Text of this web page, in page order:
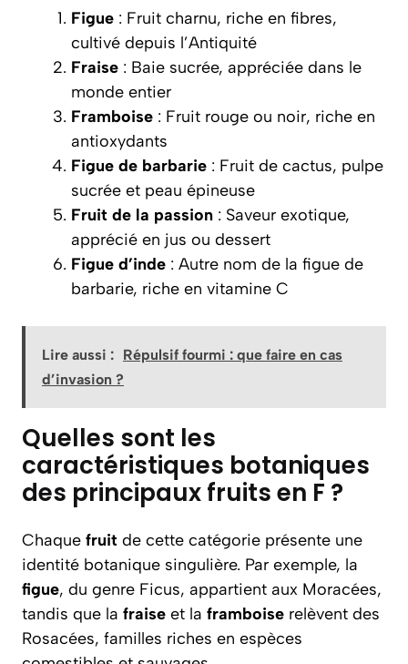
Figue : Fruit charnu, riche en fibres,
cultivé depuis l’Antiquité
Fraise : Baie sucrée, appréciée dans le
monde entier
Framboise : Fruit rouge ou noir, riche en
antioxydants
Figue de barbarie : Fruit de cactus, pulpe
sucrée et peau épineuse
Fruit de la passion : Saveur exotique,
apprécié en jus ou dessert
Figue d’inde : Autre nom de la figue de
barbarie, riche en vitamine C
Lire aussi : Répulsif fourmi : que faire en cas
d’invasion ?
Quelles sont les
caractéristiques botaniques
des principaux fruits en F ?
Chaque fruit de cette catégorie présente une
identité botanique singulière. Par exemple, la
figue, du genre Ficus, appartient aux Moracées,
tandis que la fraise et la framboise relèvent des
Rosacées, familles riches en espèces